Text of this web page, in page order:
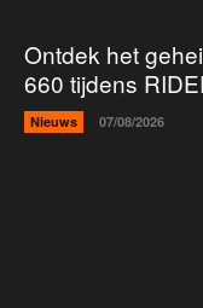
Ontdek het
660 tijdens
Nieuws 07/08/2026